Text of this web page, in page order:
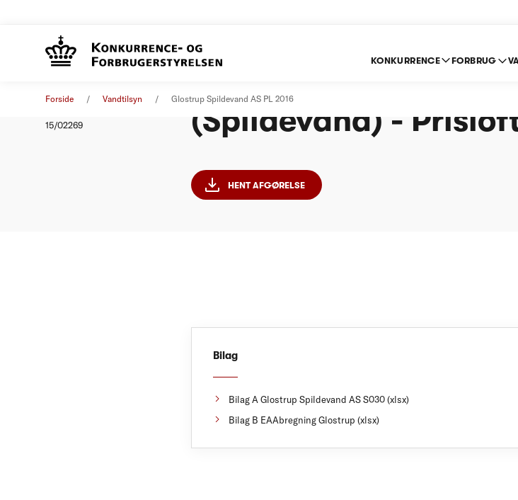
KONKURRENCE FORBRUG
Forside Vandtilsyn Glostrup Spildevand AS PL 2016
15/02269
(Spildevand) -
HENT AFGØRELSE
Bilag
Bilag A Glostrup Spildevand AS S030 (xlsx)
Bilag B EAAbregning Glostrup (xlsx)